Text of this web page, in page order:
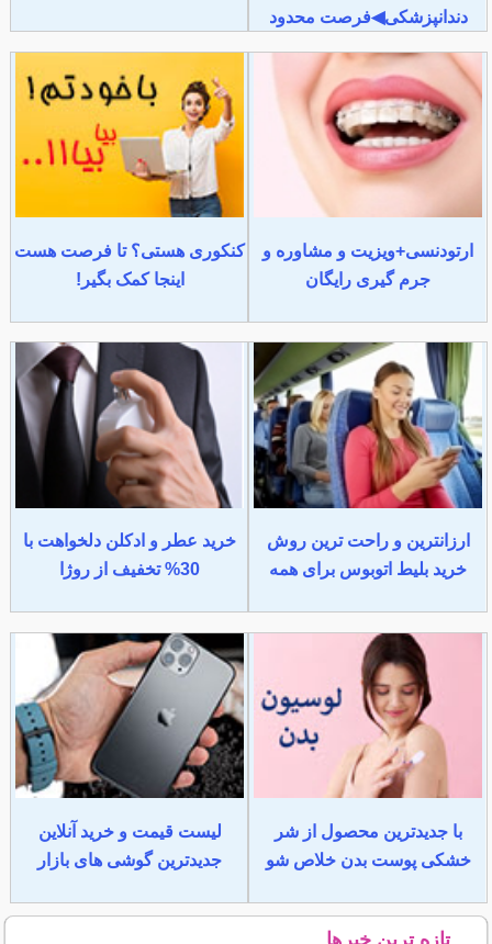
دندانپزشکی◀فرصت محدود
ارتودنسی+ویزیت و مشاوره و
جرم گیری رایگان
کنکوری هستی؟ تا فرصت هست
اینجا کمک بگیر!
ارزانترین و راحت ترین روش
خرید بلیط اتوبوس برای همه
خرید عطر و ادکلن دلخواهت با
30% تخفیف از روژا
با جدیدترین محصول از شر
خشکی پوست بدن خلاص شو
لیست قیمت و خرید آنلاین
جدیدترین گوشی های بازار